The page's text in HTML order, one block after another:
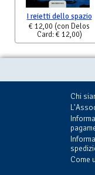
I reietti dello spazio
€ 12,00 (con Delos
Card: € 12,00)
Chi
Come